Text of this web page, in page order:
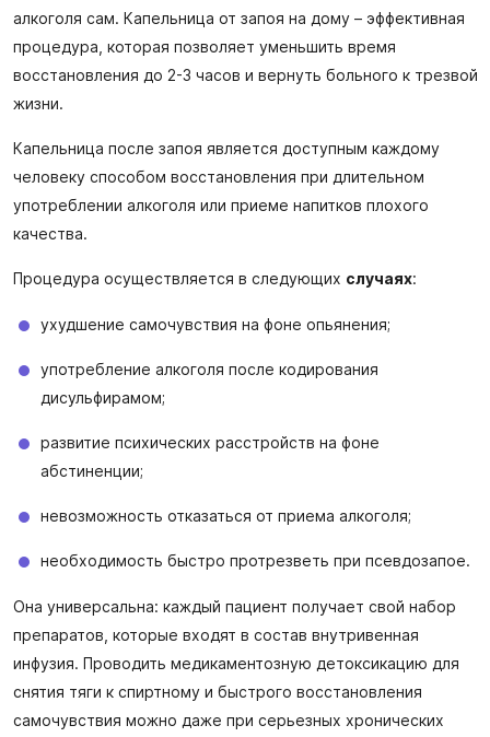
алкоголя сам. Капельница от запоя на дому – эффективная
процедура, которая позволяет уменьшить время
восстановления до 2-3 часов и вернуть больного к трезвой
жизни.
Капельница после запоя является доступным каждому
человеку способом восстановления при длительном
употреблении алкоголя или приеме напитков плохого
качества.
Процедура осуществляется в следующих случаях:
ухудшение самочувствия на фоне опьянения;
употребление алкоголя после кодирования
дисульфирамом;
развитие психических расстройств на фоне
абстиненции;
невозможность отказаться от приема алкоголя;
необходимость быстро протрезветь при псевдозапое.
Она универсальна: каждый пациент получает свой набор
препаратов, которые входят в состав внутривенная
инфузия. Проводить медикаментозную детоксикацию для
снятия тяги к спиртному и быстрого восстановления
самочувствия можно даже при серьезных хронических